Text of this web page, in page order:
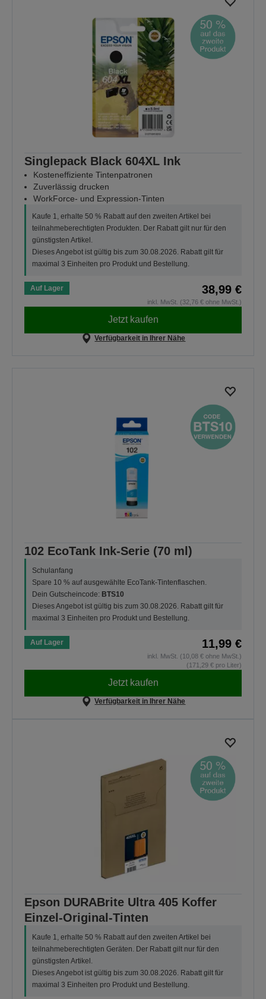
Singlepack Black 604XL Ink
Kosteneffiziente Tintenpatronen
Zuverlässig drucken
WorkForce- und Expression-Tinten
Kaufe 1, erhalte 50 % Rabatt auf den zweiten Artikel bei
teilnahmeberechtigten Produkten. Der Rabatt gilt nur für den
günstigsten Artikel.
Dieses Angebot ist gültig bis zum 30.08.2026. Rabatt gilt für
maximal 3 Einheiten pro Produkt und Bestellung.
Auf Lager 38,99 €
inkl. MwSt. (32,76 € ohne MwSt.)
Jetzt kaufen
Verfügbarkeit in Ihrer Nähe
102 EcoTank Ink-Serie (70 ml)
Schulanfang
Spare 10 % auf ausgewählte EcoTank-Tintenflaschen.
Dein Gutscheincode: BTS10
Dieses Angebot ist gültig bis zum 30.08.2026. Rabatt gilt für
maximal 3 Einheiten pro Produkt und Bestellung.
Auf Lager 11,99 €
inkl. MwSt. (10,08 € ohne MwSt.)
(171,29 € pro Liter)
Jetzt kaufen
Verfügbarkeit in Ihrer Nähe
Epson DURABrite Ultra 405 Koffer
Einzel-Original-Tinten
Kaufe 1, erhalte 50 % Rabatt auf den zweiten Artikel bei
teilnahmeberechtigten Geräten. Der Rabatt gilt nur für den
günstigsten Artikel.
Dieses Angebot ist gültig bis zum 30.08.2026. Rabatt gilt für
maximal 3 Einheiten pro Produkt und Bestellung.